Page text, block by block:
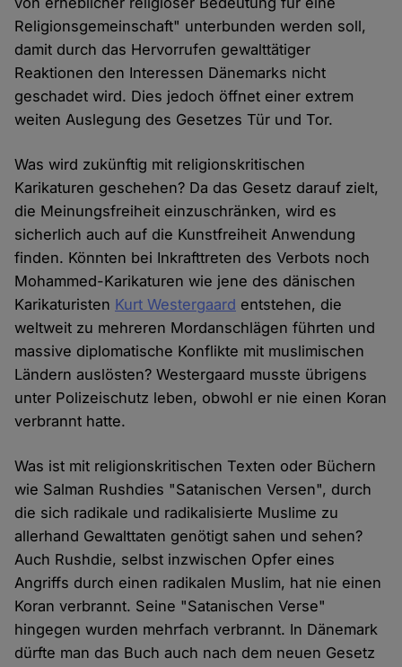
Religionsgemeinschaft" unterbunden werden soll,
damit durch das Hervorrufen gewalttätiger
Reaktionen den Interessen Dänemarks nicht
geschadet wird. Dies jedoch öffnet einer extrem
weiten Auslegung des Gesetzes Tür und Tor.
Was wird zukünftig mit religionskritischen
Karikaturen geschehen? Da das Gesetz darauf zielt,
die Meinungsfreiheit einzuschränken, wird es
sicherlich auch auf die Kunstfreiheit Anwendung
finden. Könnten bei Inkrafttreten des Verbots noch
Mohammed-Karikaturen wie jene des dänischen
Karikaturisten Kurt Westergaard entstehen, die
weltweit zu mehreren Mordanschlägen führten und
massive diplomatische Konflikte mit muslimischen
Ländern auslösten? Westergaard musste übrigens
unter Polizeischutz leben, obwohl er nie einen Koran
verbrannt hatte.
Was ist mit religionskritischen Texten oder Büchern
wie Salman Rushdies "Satanischen Versen", durch
die sich radikale und radikalisierte Muslime zu
allerhand Gewalttaten genötigt sahen und sehen?
Auch Rushdie, selbst inzwischen Opfer eines
Angriffs durch einen radikalen Muslim, hat nie einen
Koran verbrannt. Seine "Satanischen Verse"
hingegen wurden mehrfach verbrannt. In Dänemark
dürfte man das Buch auch nach dem neuen Gesetz